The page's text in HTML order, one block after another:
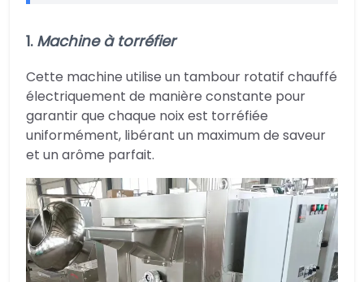
1. Machine à torréfier
Cette machine utilise un tambour rotatif chauffé
électriquement de manière constante pour
garantir que chaque noix est torréfiée
uniformément, libérant un maximum de saveur
et un arôme parfait.